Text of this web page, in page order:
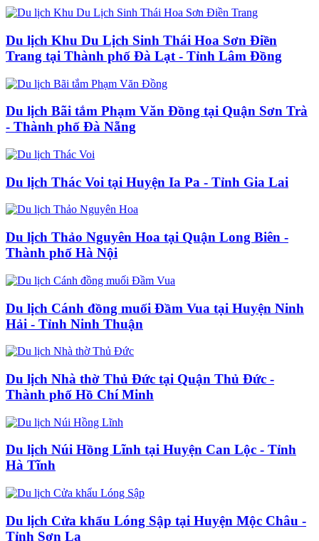
Du lịch Khu Du Lịch Sinh Thái Hoa Sơn Điền
Trang tại Thành phố Đà Lạt - Tỉnh Lâm Đồng
Du lịch Bãi tắm Phạm Văn Đồng tại Quận Sơn Trà
- Thành phố Đà Nẵng
Du lịch Thác Voi tại Huyện Ia Pa - Tỉnh Gia Lai
Du lịch Thảo Nguyên Hoa tại Quận Long Biên -
Thành phố Hà Nội
Du lịch Cánh đồng muối Đầm Vua tại Huyện Ninh
Hải - Tỉnh Ninh Thuận
Du lịch Nhà thờ Thủ Đức tại Quận Thủ Đức -
Thành phố Hồ Chí Minh
Du lịch Núi Hồng Lĩnh tại Huyện Can Lộc - Tỉnh
Hà Tĩnh
Du lịch Cửa khẩu Lóng Sập tại Huyện Mộc Châu -
Tỉnh Sơn La